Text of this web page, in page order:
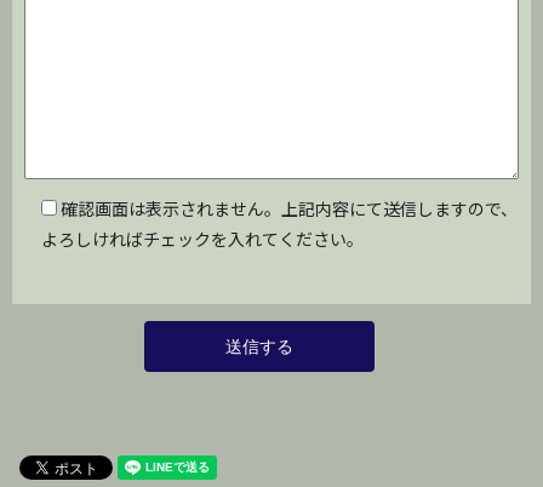
確認画面は表示されません。上記内容にて送信しますので、
よろしければチェックを入れてください。